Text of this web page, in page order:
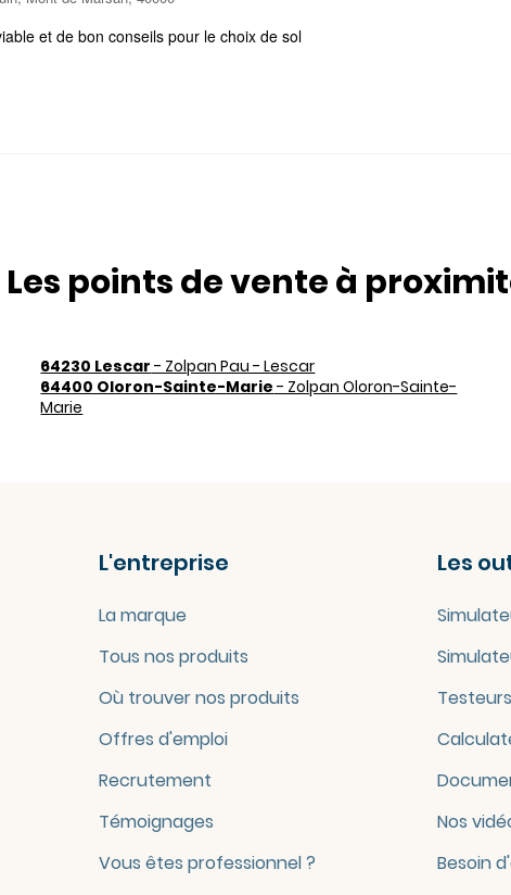
et de bon conseils pour le choix de sol
Les points de vente à
64230 Lescar - Zolpan Pau - Lescar
64400 Oloron-Sainte-Marie - Zolpan Oloron-Sainte-
Marie
L'entreprise
La marque
Tous nos produits
Où trouver nos produits
Offres d'emploi
Recrutement
Témoignages
Vous êtes professionnel ?
Les
Nos
Besoin